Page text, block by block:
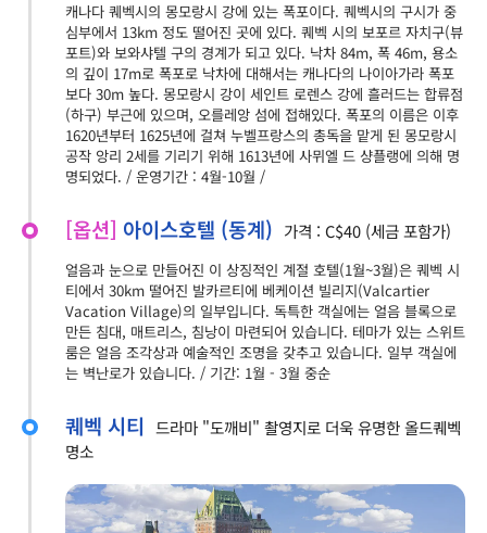
캐나다 퀘벡시의 몽모랑시 강에 있는 폭포이다. 퀘벡시의 구시가 중
심부에서 13km 정도 떨어진 곳에 있다. 퀘벡 시의 보포르 자치구(뷰
포트)와 보와샤텔 구의 경계가 되고 있다. 낙차 84m, 폭 46m, 용소
의 깊이 17m로 폭포로 낙차에 대해서는 캐나다의 나이아가라 폭포
보다 30m 높다. 몽모랑시 강이 세인트 로렌스 강에 흘러드는 합류점
(하구) 부근에 있으며, 오를레앙 섬에 접해있다. 폭포의 이름은 이후
1620년부터 1625년에 걸쳐 누벨프랑스의 총독을 맡게 된 몽모랑시
공작 앙리 2세를 기리기 위해 1613년에 사뮈엘 드 샹플랭에 의해 명
명되었다. / 운영기간 : 4월-10월 /
[옵션] 아이스호텔 (동계) 가격 : C$40 (세금 포함가)
얼음과 눈으로 만들어진 이 상징적인 계절 호텔(1월~3월)은 퀘벡 시
티에서 30km 떨어진 발카르티에 베케이션 빌리지(Valcartier
Vacation Village)의 일부입니다. 독특한 객실에는 얼음 블록으로
만든 침대, 매트리스, 침낭이 마련되어 있습니다. 테마가 있는 스위트
룸은 얼음 조각상과 예술적인 조명을 갖추고 있습니다. 일부 객실에
는 벽난로가 있습니다. / 기간: 1월 - 3월 중순
퀘벡 시티 드라마 "도깨비" 촬영지로 더욱 유명한 올드퀘벡
명소